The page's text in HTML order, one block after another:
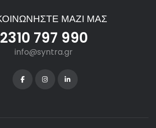
ΜΑΖΙ ΜΑΣ
2310 797 990
info@syntra.gr